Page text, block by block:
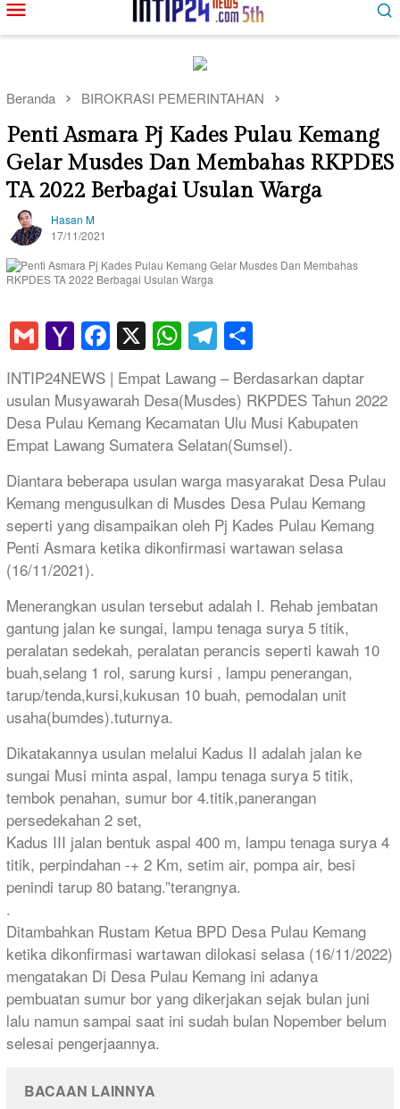
ke
kontenMobile
Beranda BIROKRASI PEMERINTAHAN
Penti Asmara Pj Kades Pulau Kemang
Gelar Musdes Dan Membahas RKPDES
TA 2022 Berbagai Usulan Warga
Hasan M
17/11/2021
GmailYahoo
Mail
Facebook
X WhatsApp
Telegram
INTIP24NEWS | Empat Lawang – Berdasarkan daptar
usulan Musyawarah Desa(Musdes) RKPDES Tahun 2022
Desa Pulau Kemang Kecamatan Ulu Musi Kabupaten
Empat Lawang Sumatera Selatan(Sumsel).
Diantara beberapa usulan warga masyarakat Desa Pulau
Kemang mengusulkan di Musdes Desa Pulau Kemang
seperti yang disampaikan oleh Pj Kades Pulau Kemang
Penti Asmara ketika dikonfirmasi wartawan selasa
(16/11/2021).
Menerangkan usulan tersebut adalah I. Rehab jembatan
gantung jalan ke sungai, lampu tenaga surya 5 titik,
peralatan sedekah, peralatan perancis seperti kawah 10
buah,selang 1 rol, sarung kursi , lampu penerangan,
tarup/tenda,kursi,kukusan 10 buah, pemodalan unit
usaha(bumdes).tuturnya.
Dikatakannya usulan melalui Kadus II adalah jalan ke
sungai Musi minta aspal, lampu tenaga surya 5 titik,
tembok penahan, sumur bor 4.titik,panerangan
persedekahan 2 set,
Kadus III jalan bentuk aspal 400 m, lampu tenaga surya 4
titik, perpindahan -+ 2 Km, setim air, pompa air, besi
penindi tarup 80 batang.”terangnya.
.
Ditambahkan Rustam Ketua BPD Desa Pulau Kemang
ketika dikonfirmasi wartawan dilokasi selasa (16/11/2022)
mengatakan Di Desa Pulau Kemang ini adanya
pembuatan sumur bor yang dikerjakan sejak bulan juni
lalu namun sampai saat ini sudah bulan Nopember belum
selesai pengerjaannya.
BACAAN LAINNYA